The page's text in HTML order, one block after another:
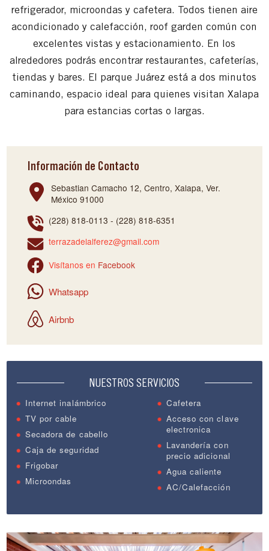
refrigerador, microondas y cafetera. Todos tienen aire
acondicionado y calefacción, roof garden común con
excelentes vistas y estacionamiento. En los
alrededores podrás encontrar restaurantes, cafeterías,
tiendas y bares. El parque Juárez está a dos minutos
caminando, espacio ideal para quienes visitan Xalapa
para estancias cortas o largas.
Información de Contacto
Sebastian Camacho 12, Centro, Xalapa, Ver.
México 91000
(228) 818-0113 - (228) 818-6351
terrazadelalferez@gmail.com
Visítanos en Facebook
Whatsapp
Airbnb
NUESTROS SERVICIOS
Internet inalámbrico
TV por cable
Secadora de cabello
Caja de seguridad
Frigobar
Microondas
Cafetera
Acceso con clave
electronica
Lavandería con
precio adicional
Agua caliente
AC/Calefacción